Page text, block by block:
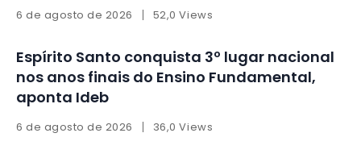
6 de agosto de 2026 52,0 Views
Espírito Santo conquista 3º lugar nacional
nos anos finais do Ensino Fundamental,
aponta Ideb
6 de agosto de 2026 36,0 Views